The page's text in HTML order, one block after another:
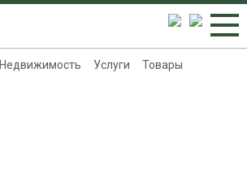
Недвижимость Услуги Товары